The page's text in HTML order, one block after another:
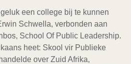
een college bij te kunnen
Schwella, verbonden aan
School Of Public Leadership.
heet: Skool vir Publieke
over Zuid Afrika,